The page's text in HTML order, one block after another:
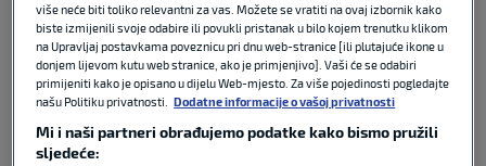
BBCpiše da je policija brzo identificirala
osumnjičene te je velik dio ukradenih predmeta
vraćen engleskoj reprezentaciji. Unatoč neugodnoj
situaciji, incident nije ozbiljnije uzdrmaoengleski
tabor.
više neće biti toliko relevantni za vas. Možete se vratiti na ovaj izbornik kako
biste izmijenili svoje odabire ili povukli pristanak u bilo kojem trenutku klikom
na Upravljaj postavkama poveznicu pri dnu web-stranice [ili plutajuće ikone u
donjem lijevom kutu web stranice, ako je primjenjivo]. Vaši će se odabiri
primijeniti kako je opisano u dijelu Web-mjesto. Za više pojedinosti pogledajte
našu Politiku privatnosti.
Dodatne informacije o vašoj privatnosti
Mi i naši partneri obrađujemo podatke kako bismo pružili
sljedeće: